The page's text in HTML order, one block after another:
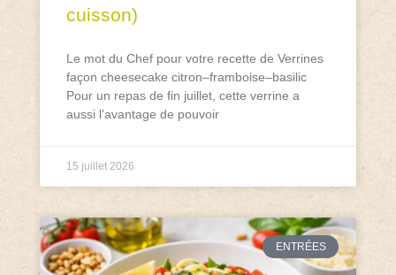
cuisson)
Le mot du Chef pour votre recette de Verrines
façon cheesecake citron–framboise–basilic
Pour un repas de fin juillet, cette verrine a
aussi l’avantage de pouvoir
15 juillet 2026
ENTRÉES